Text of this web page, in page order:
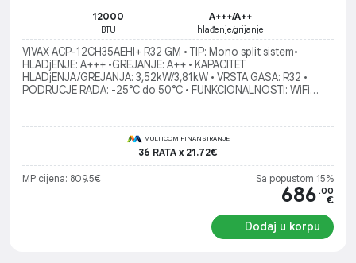
12000
BTU
A+++/A++
hlađenje/grijanje
VIVAX ACP-12CH35AEHI+ R32 GM • TIP: Mono split sistem•
HLADjENJE: A+++ •GREJANJE: A++ • KAPACITET
HLADjENJA/GREJANJA: 3,52kW/3,81kW • VRSTA GASA: R32 •
PODRUCJE RADA: -25°C do 50°C • FUNKCIONALNOSTI: WiFi
MULTICOM FINANSIRANJE
36 RATA x 21.72€
MP cijena: 809.5€ Sa popustom 15%
686 .00
€
Dodaj u korpu